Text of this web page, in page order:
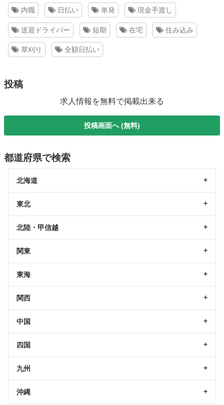
内職 日払い 単発 現金手渡し
送迎ドライバー 短期 在宅 住み込み
草刈り 全額日払い
投稿
求人情報を無料で掲載出来る
投稿画面へ (無料)
都道府県で検索
北海道
東北
北陸・甲信越
関東
東海
関西
中国
四国
九州
沖縄